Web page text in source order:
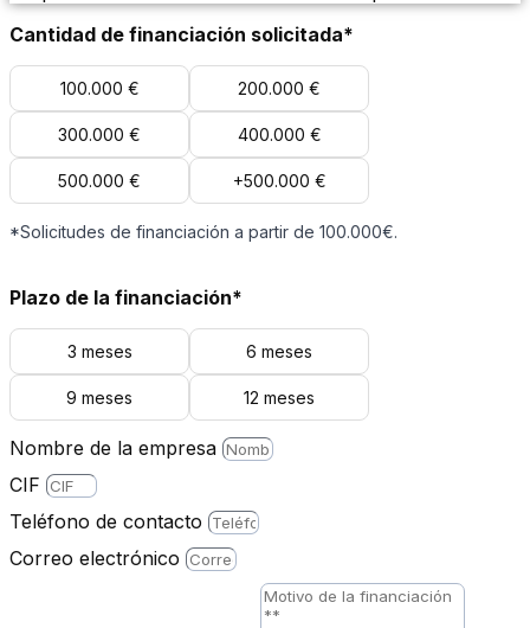
Cantidad de financiación solicitada*
100.000 € 200.000 €
300.000 € 400.000 €
500.000 € +500.000 €
*Solicitudes de financiación a partir de 100.000€.
Plazo de la financiación*
3 meses 6 meses
9 meses 12 meses
Nombre de la empresa
CIF
Teléfono de contacto
Correo electrónico